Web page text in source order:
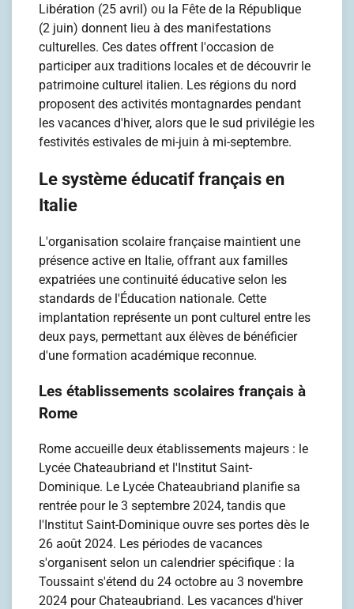
Libération (25 avril) ou la Fête de la République
(2 juin) donnent lieu à des manifestations
culturelles. Ces dates offrent l'occasion de
participer aux traditions locales et de découvrir le
patrimoine culturel italien. Les régions du nord
proposent des activités montagnardes pendant
les vacances d'hiver, alors que le sud privilégie les
festivités estivales de mi-juin à mi-septembre.
Le système éducatif français en
Italie
L'organisation scolaire française maintient une
présence active en Italie, offrant aux familles
expatriées une continuité éducative selon les
standards de l'Éducation nationale. Cette
implantation représente un pont culturel entre les
deux pays, permettant aux élèves de bénéficier
d'une formation académique reconnue.
Les établissements scolaires français à
Rome
Rome accueille deux établissements majeurs : le
Lycée Chateaubriand et l'Institut Saint-
Dominique. Le Lycée Chateaubriand planifie sa
rentrée pour le 3 septembre 2024, tandis que
l'Institut Saint-Dominique ouvre ses portes dès le
26 août 2024. Les périodes de vacances
s'organisent selon un calendrier spécifique : la
Toussaint s'étend du 24 octobre au 3 novembre
2024 pour Chateaubriand. Les vacances d'hiver